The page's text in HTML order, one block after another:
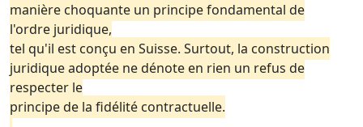
manière choquante un principe fondamental de
l'ordre juridique,
tel qu'il est conçu en Suisse. Surtout, la construction
juridique adoptée ne dénote en rien un refus de
respecter le
principe de la fidélité contractuelle.